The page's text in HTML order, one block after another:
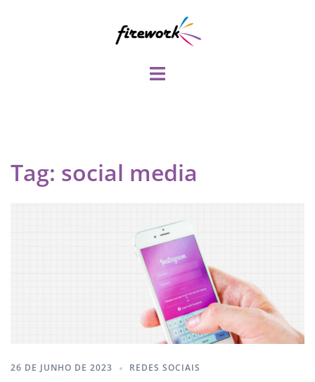
Toggle
Tag: social media
26 DE JUNHO DE 2023 REDES SOCIAIS